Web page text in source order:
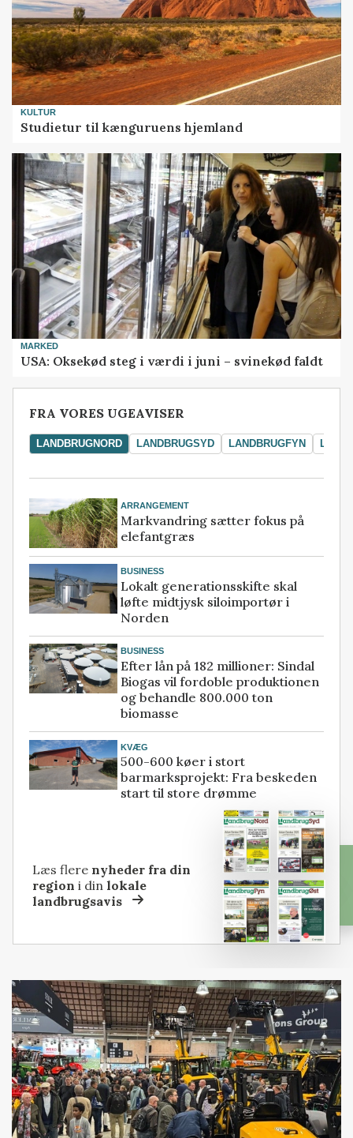
KULTUR
Studietur til kænguruens hjemland
MARKED
USA: Oksekød steg i værdi i juni – svinekød faldt
FRA VORES UGEAVISER
LANDBRUGNORD LANDBRUGSYD LANDBRUGFYN
ARRANGEMENT
Markvandring sætter fokus på
elefantgræs
BUSINESS
Lokalt generationsskifte skal
løfte midtjysk siloimportør i
Norden
BUSINESS
Efter lån på 182 millioner: Sindal
Biogas vil fordoble produktionen
og behandle 800.000 ton
biomasse
KVÆG
500-600 køer i stort
barmarksprojekt: Fra beskeden
start til store drømme
Læs flere nyheder fra din
region i dinlokale
landbrugsavis